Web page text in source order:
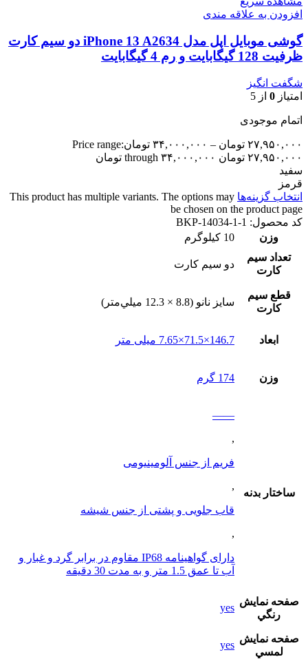
افزودن به علاقه مندی
گوشی موبایل اپل مدل iPhone 13 A2634 دو سیم‌ کارت
ظرفیت 128 گیگابایت و رم 4 گیگابایت
شگفت انگیز
امتیاز 0 از 5
اتمام موجودی
۲۷,۹۵۰,۰۰۰ تومان – ۳۴,۰۰۰,۰۰۰ تومانPrice range:
۲۷,۹۵۰,۰۰۰ تومان through ۳۴,۰۰۰,۰۰۰ تومان
سفید
قرمز
انتخاب گزینه‌ها This product has multiple variants. The options may
be chosen on the product page
کد محصول: BKP-14034-1-1
وزن
10 کیلوگرم
تعداد سيم
کارت
دو سيم کارت
قطع سيم
کارت
سايز نانو (8.8 × 12.3 ميلي‌متر)
ابعاد 146.7×71.5×7.65 میلی متر
وزن 174 گرم
ساختار بدنه
——
,
فریم از جنس آلومینیومی
,
قاب جلویی و پشتی از جنس شیشه
,
دارای گواهینامه IP68 مقاوم در برابر گرد و غبار و
آب تا عمق 1.5 متر و به مدت 30 دقیقه
صفحه نمايش
رنگي
yes
صفحه نمايش
لمسي
yes